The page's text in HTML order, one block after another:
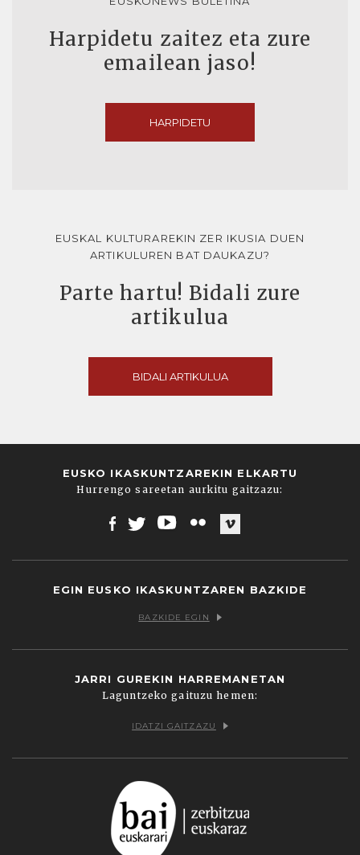
Harpidetu zaitez eta zure
emailean jaso!
HARPIDETU
EUSKAL KULTURAREKIN ZER IKUSIA DUEN
ARTIKULUREN BAT DAUKAZU?
Parte hartu! Bidali zure
artikulua
BIDALI ARTIKULUA
EUSKO IKASKUNTZAREKIN ELKARTU
Hurrengo sareetan aurkitu gaitzazu:
EGIN EUSKO IKASKUNTZAREN BAZKIDE
BAZKIDE EGIN
JARRI GUREKIN HARREMANETAN
Laguntzeko gaituzu hemen:
IDATZI GAITZAZU